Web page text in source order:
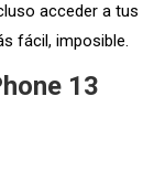
acceder a tus
fácil, imposible.
13